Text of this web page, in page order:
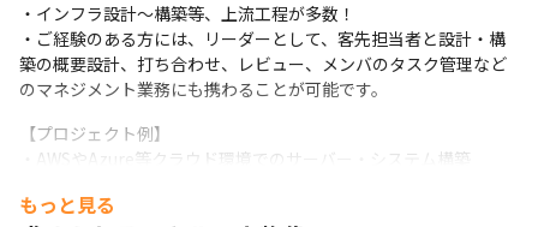
・インフラ設計～構築等、上流工程が多数！
・ご経験のある方には、リーダーとして、客先担当者と設計・構
築の概要設計、打ち合わせ、レビュー、メンバのタスク管理など
のマネジメント業務にも携わることが可能です。
【プロジェクト例】
・AWSやAzure等クラウド環境でのサーバー・システム構築
・Windowsサーバー、Linuxサーバーの設計構築
もっと見る